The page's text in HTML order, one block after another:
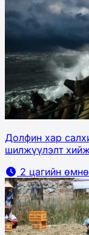
Долфин хар
шилжүүлэлт
2 цагийн өмнө